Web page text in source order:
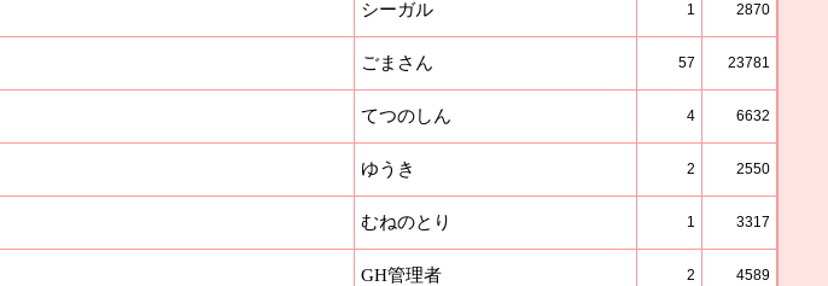
シーガル 1 2870
ごまさん 57 23781
てつのしん 4 6632
ゆうき 2 2550
むねのとり 1 3317
GH管理者 2 4589